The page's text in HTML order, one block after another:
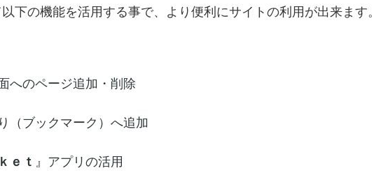
下の機能を活用する事で、より便利にサイトの利用が出来ます。
へのページ追加・削除
（ブックマーク）へ追加
ｅｔ 』アプリの活用